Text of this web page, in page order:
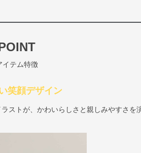
イテム特徴
笑顔デザイン
ストが、かわいらしさと親しみやすさを